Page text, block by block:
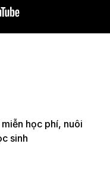
học phí, nuôi
sinh